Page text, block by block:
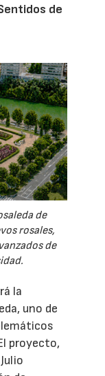
de
de
rosales,
de
la
uno de
proyecto,